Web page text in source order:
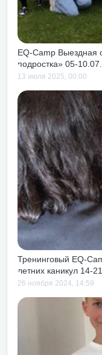
с тем тоже учит
как своих, так и
к тебе.
получать
жизни и работы!
EQ-Camp
подростка» 05-
13 июля 2025, 00:00
Тренинговый EQ-
летних каникул 14-
26 ноября 2024, 14:59